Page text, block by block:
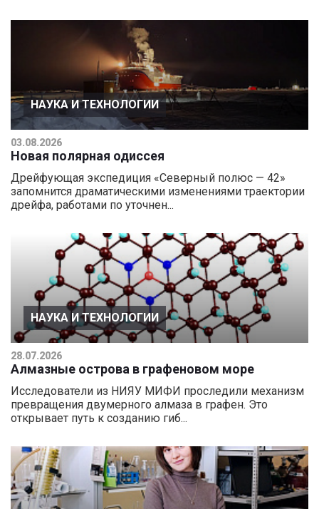
НАУКА И ТЕХНОЛОГИИ
03.08.2026
Новая полярная одиссея
Дрейфующая экспедиция «Северный полюс — 42»
запомнится драматическими изменениями траектории
дрейфа, работами по уточнен...
НАУКА И ТЕХНОЛОГИИ
28.07.2026
Алмазные острова в графеновом море
Исследователи из НИЯУ МИФИ проследили механизм
превращения двумерного алмаза в графен. Это
открывает путь к созданию гиб...